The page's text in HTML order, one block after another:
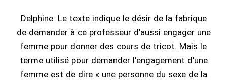
Delphine: Le texte indique le désir de la fabrique
de demander à ce professeur d’aussi engager une
femme pour donner des cours de tricot. Mais le
terme utilisé pour demander l’engagement d’une
femme est de dire « une personne du sexe de la